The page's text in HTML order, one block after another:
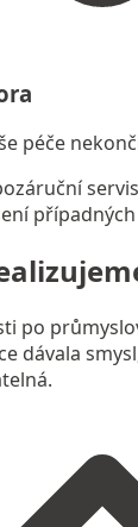
péče
servis
po
dávala